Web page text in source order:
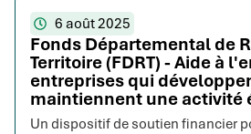
6 août 2025
Fonds Départemental de
Territoire (FDRT) - Aide à
entreprises qui
maintiennent une activité
Un dispositif de soutien financier